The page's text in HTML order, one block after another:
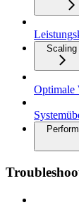
Scaling
Optimale